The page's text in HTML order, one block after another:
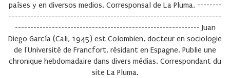
países y en diversos medios. Corresponsal de La Pluma. --------
---------------------------------------------------------------------
------------------------------------------------------------ Juan
Diego García (Cali, 1945) est Colombien, docteur en sociologie
de l'Université de Francfort, résidant en Espagne. Publie une
chronique hebdomadaire dans divers médias. Correspondant du
site La Pluma.